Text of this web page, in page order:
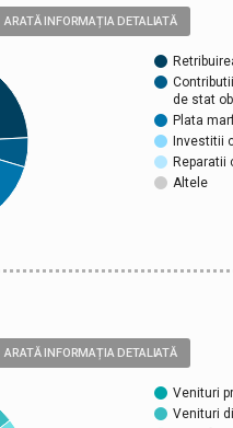
ARATĂ INFORMAȚIA DETALIATĂ
de stat
Plata
Investitii
Reparatii
Altele
ARATĂ INFORMAȚIA DETALIATĂ
Venituri
Venituri